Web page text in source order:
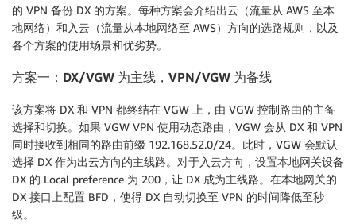
的 VPN 备份 DX 的方案。每种方案会介绍出云（流量从 AWS 至本
地网络）和入云（流量从本地网络至 AWS）方向的选路规则，以及
各个方案的使用场景和优劣势。
方案一： DX/VGW 为主线，VPN/VGW 为备线
该方案将 DX 和 VPN 都终结在 VGW 上，由 VGW 控制路由的主备
选择和切换。如果 VGW VPN 使用动态路由，VGW 会从 DX 和 VPN
同时接收到相同的路由前缀 192.168.52.0/24。此时，VGW 会默认
选择 DX 作为出云方向的主线路。对于入云方向，设置本地网关设备
DX 的 Local preference 为 200，让 DX 成为主线路。在本地网关的
DX 接口上配置 BFD，使得 DX 自动切换至 VPN 的时间降低至秒
级。